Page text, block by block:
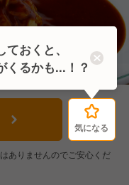
気になる
ありませんのでご安心くだ
気になる
おくと、
くるかも...！？